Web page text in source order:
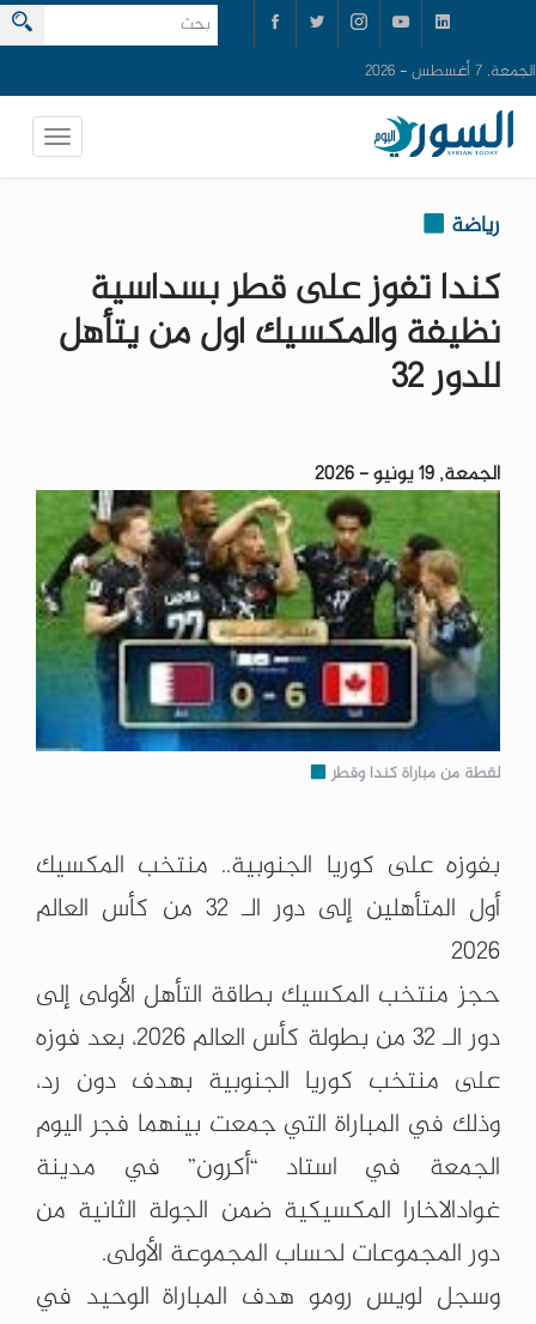
الجمعة, 7 أغسطس - 2026
رياضة
كندا تفوز على قطر بسداسية
نظيفة والمكسيك اول من يتأهل
للدور 32
الجمعة, 19 يونيو - 2026
لقطة من مباراة كندا وقطر
بفوزه على كوريا الجنوبية.. منتخب المكسيك
أول المتأهلين إلى دور الـ 32 من كأس ‏العالم
2026‏
حجز منتخب المكسيك بطاقة التأهل الأولى إلى
دور الـ 32 من بطولة كأس العالم ‌‏2026، بعد فوزه
على منتخب كوريا الجنوبية بهدف دون رد،
وذلك في المباراة التي ‏جمعت بينهما فجر اليوم
الجمعة في استاد “أكرون” في مدينة
غوادالاخارا ‏المكسيكية ضمن الجولة الثانية من
دور المجموعات لحساب المجموعة الأولى. ‏
وسجل لويس رومو هدف المباراة الوحيد في